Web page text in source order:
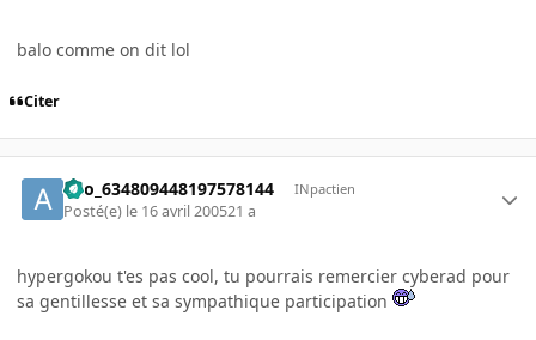
balo comme on dit lol
Citer
ano_634809448197578144 INpactien
Posté(e) le 16 avril 200521 a
hypergokou t'es pas cool, tu pourrais remercier cyberad pour
sa gentillesse et sa sympathique participation